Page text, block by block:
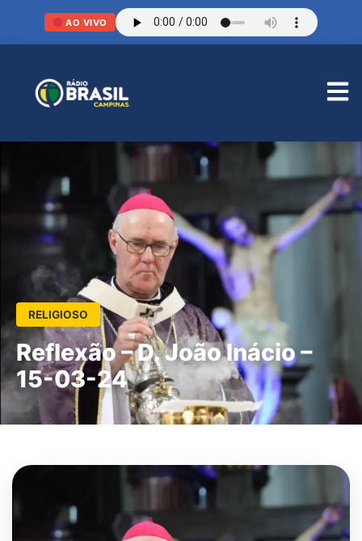
AO VIVO
RELIGIOSO
Reflexão – D. João Inácio –
15-03-24